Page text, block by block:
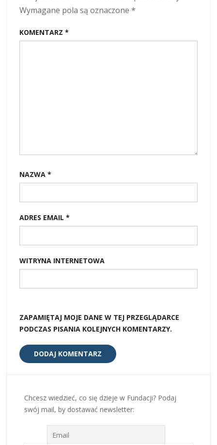
Wymagane pola są oznaczone *
KOMENTARZ *
NAZWA *
ADRES EMAIL *
WITRYNA INTERNETOWA
ZAPAMIĘTAJ MOJE DANE W TEJ PRZEGLĄDARCE
PODCZAS PISANIA KOLEJNYCH KOMENTARZY.
Chcesz wiedzieć, co się dzieje w Fundacji? Podaj
swój mail, by dostawać newsletter: